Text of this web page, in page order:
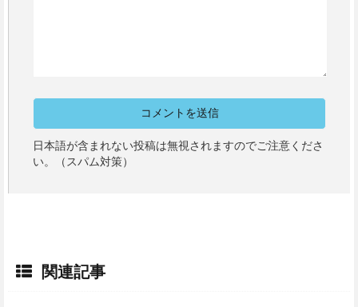
日本語が含まれない投稿は無視されますのでご注意くださ
い。（スパム対策）
関連記事